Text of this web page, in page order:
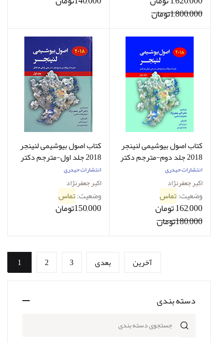
دسته بندی
1,800,000تومان
کتاب اصول بیوشیمی لنینجر
2018 جلد دوم-مترجم دکتر
اکبر جعفرنژاد و همکاران
انتشارات حیدری
اکبر جعفرنژاد
وضعیت:تماس
162,000 تومان
180,000تومان
کتاب اصول بیوشیمی لنینجر
2018 جلد اول-مترجم دکتر
اکبر جعفرنژاد و همکاران
انتشارات حیدری
اکبر جعفرنژاد
وضعیت:تماس
150,000تومان
1 2 3 بعدی آخرین